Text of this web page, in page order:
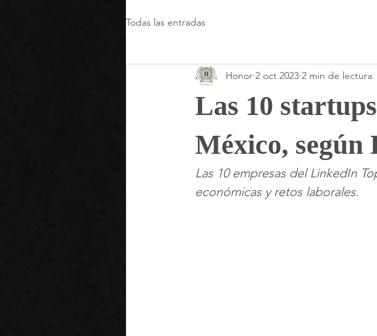
Todas las entradas
Las 10
México,
Honor 2 oct 2023 2 min de lectura
Las 10 empresas del LinkedIn
económicas y retos laborales.